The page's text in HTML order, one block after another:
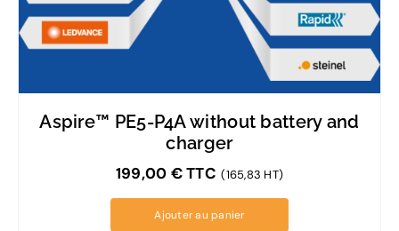
Aspire™ PE5-P4A without battery and
charger
199,00 €TTC (165,83 HT)
Ajouter au panier